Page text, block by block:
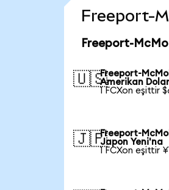
Freeport-
Freeport-
🇺🇸Freeport-
Amerikan
1 FCXon eşittir
🇯🇵Freeport-
Japon Yeni'na
1 FCXon eşittir